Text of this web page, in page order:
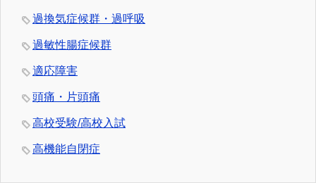
過換気症候群・過呼吸
過敏性腸症候群
適応障害
頭痛・片頭痛
高校受験/高校入試
高機能自閉症